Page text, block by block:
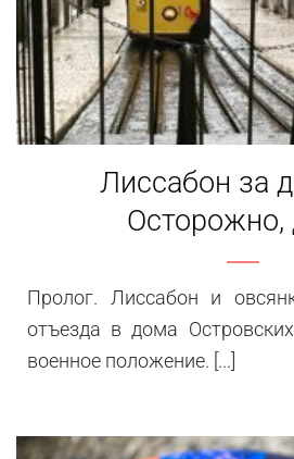
Лиссабон за
Осторожно,
Пролог. Лиссабон и
отъезда в дома
военное положение. [...]